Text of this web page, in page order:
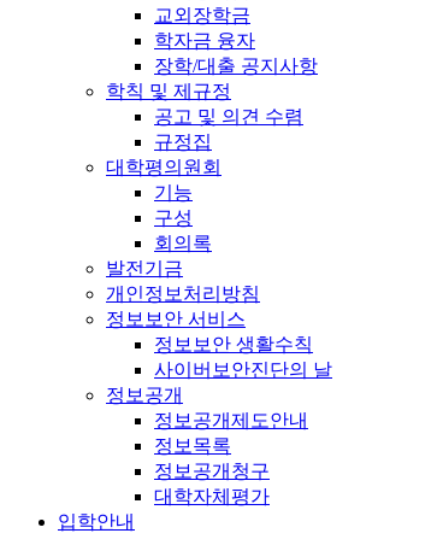
교외장학금
학자금 융자
장학/대출 공지사항
학칙 및 제규정
공고 및 의견 수렴
규정집
대학평의원회
기능
구성
회의록
발전기금
개인정보처리방침
정보보안 서비스
정보보안 생활수칙
사이버보안진단의 날
정보공개
정보공개제도안내
정보목록
정보공개청구
대학자체평가
입학안내